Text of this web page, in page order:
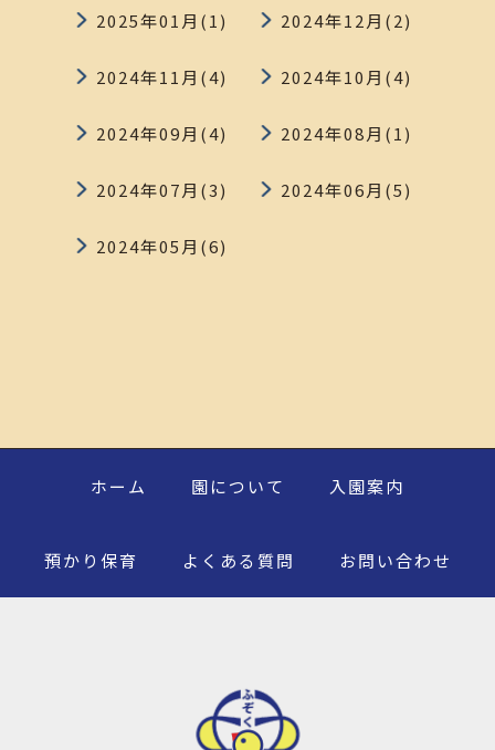
2025年01月(1) 2024年12月(2)
2024年11月(4) 2024年10月(4)
2024年09月(4) 2024年08月(1)
2024年07月(3) 2024年06月(5)
2024年05月(6)
ホーム 園について 入園案内
預かり保育 よくある質問 お問い合わせ